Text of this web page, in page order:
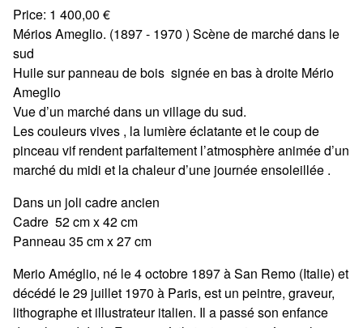
Price: 1 400,00 €
Mérios Ameglio. (1897 - 1970 ) Scène de marché dans le
sud
Huile sur panneau de bois signée en bas à droite Mério
Ameglio
Vue d’un marché dans un village du sud.
Les couleurs vives , la lumière éclatante et le coup de
pinceau vif rendent parfaitement l’atmosphère animée d’un
marché du midi et la chaleur d’une journée ensoleillée .
Dans un joli cadre ancien
Cadre 52 cm x 42 cm
Panneau 35 cm x 27 cm
Merio Améglio, né le 4 octobre 1897 à San Remo (Italie) et
décédé le 29 juillet 1970 à Paris, est un peintre, graveur,
lithographe et illustrateur italien. Il a passé son enfance